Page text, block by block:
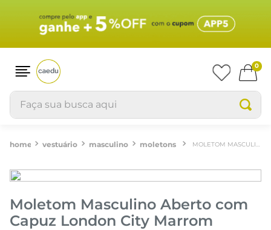
0
Faça sua busca aqui
vestuário masculino moletons
Moletom Masculino Aberto com
Capuz London City Marrom